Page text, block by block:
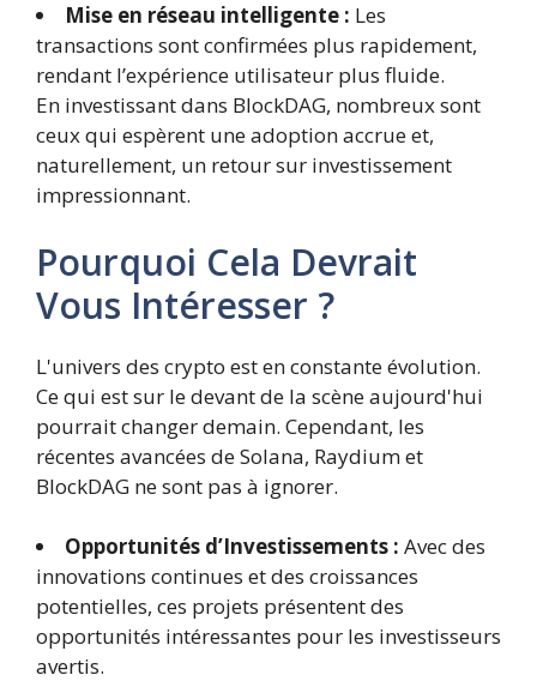
Mise en réseau intelligente : Les
transactions sont confirmées plus rapidement,
rendant l’expérience utilisateur plus fluide.
En investissant dans BlockDAG, nombreux sont
ceux qui espèrent une adoption accrue et,
naturellement, un retour sur investissement
impressionnant.
Pourquoi Cela Devrait
Vous Intéresser ?
L'univers des crypto est en constante évolution.
Ce qui est sur le devant de la scène aujourd'hui
pourrait changer demain. Cependant, les
récentes avancées de Solana, Raydium et
BlockDAG ne sont pas à ignorer.
Opportunités d’Investissements : Avec des
innovations continues et des croissances
potentielles, ces projets présentent des
opportunités intéressantes pour les investisseurs
avertis.